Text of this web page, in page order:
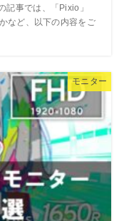
記事では、「Pixio」
など、以下の内容をご
モニター